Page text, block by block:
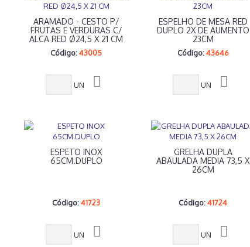
ARAMADO - CESTO P/
FRUTAS E VERDURAS C/
ALCA RED Ø24,5 X 21 CM
Código: 43005
UN
ESPELHO DE MESA RED
DUPLO 2X DE AUMENTO
23CM
Código:43646
UN
ESPETO INOX
65CM.DUPLO
Código: 41723
UN
GRELHA DUPLA
ABAULADA MEDIA 73,5 X
26CM
Código: 41724
UN